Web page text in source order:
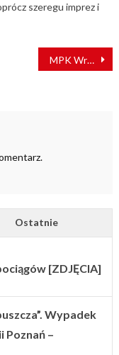
szeregu imprez i
MPK Wrocław “odmraża” komunikację miejską. Co się zmieni?
Ostatnie
[ZDJĘCIA]
Wypadek
Poznań –